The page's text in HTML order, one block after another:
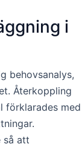
i
behovsanalys,
Återkoppling
förklarades med
så att